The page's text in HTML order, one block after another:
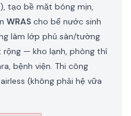
tạo bề mặt bóng mịn,
WRAS cho bể nước sinh
làm lớp phủ sàn/tường
rộng — kho lạnh, phòng thí
bệnh viện. Thi công
(không phải hệ vữa